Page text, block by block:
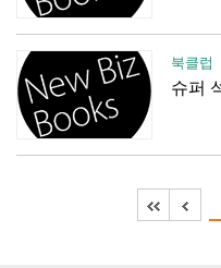
북클럽
슈퍼